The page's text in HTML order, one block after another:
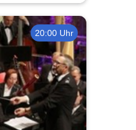
20:00 Uhr